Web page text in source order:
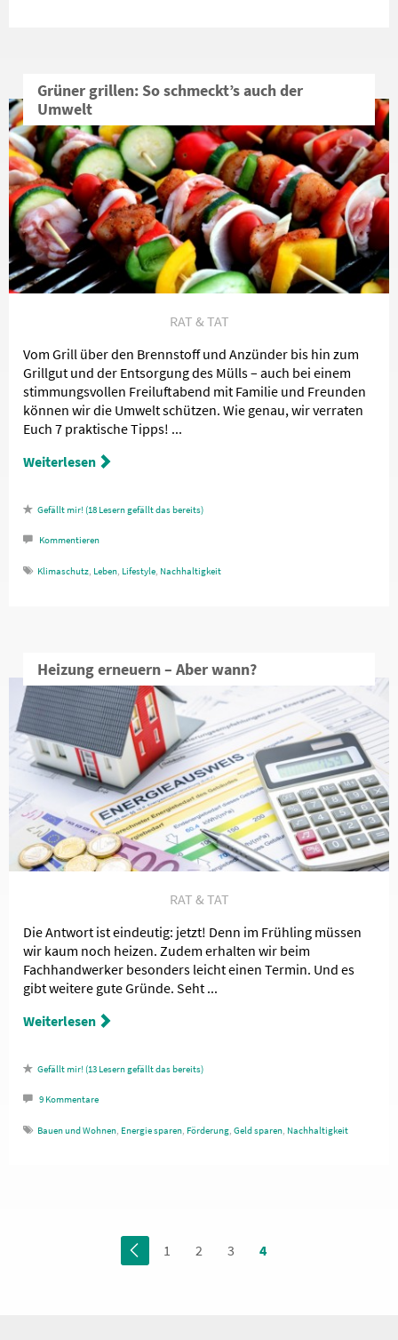
Grüner grillen: So schmeckt’s auch der
Umwelt
RAT & TAT
Vom Grill über den Brennstoff und Anzünder bis hin zum
Grillgut und der Entsorgung des Mülls – auch bei einem
stimmungsvollen Freiluftabend mit Familie und Freunden
können wir die Umwelt schützen. Wie genau, wir verraten
Euch 7 praktische Tipps! ...
Weiterlesen
18 Lesern gefällt das
Kommentieren
Klimaschutz, Leben, Lifestyle, Nachhaltigkeit
Heizung erneuern – Aber wann?
RAT & TAT
Die Antwort ist eindeutig: jetzt! Denn im Frühling müssen
wir kaum noch heizen. Zudem erhalten wir beim
Fachhandwerker besonders leicht einen Termin. Und es
gibt weitere gute Gründe. Seht ...
Weiterlesen
13 Lesern gefällt das
9 Kommentare
Bauen und Wohnen, Energie sparen, Förderung, Geld sparen, Nachhaltigkeit
1 2 3 4